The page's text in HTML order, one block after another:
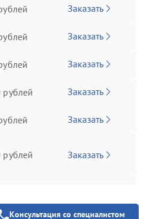
Заказать
Заказать
Заказать
Заказать
Заказать
Заказать
Консультация со специалистом